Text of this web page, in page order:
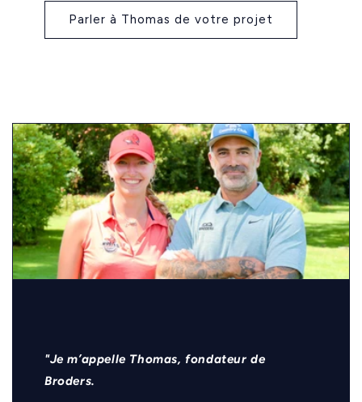
Parler à Thomas de votre projet
"Je m’appelle Thomas, fondateur de
Broders.